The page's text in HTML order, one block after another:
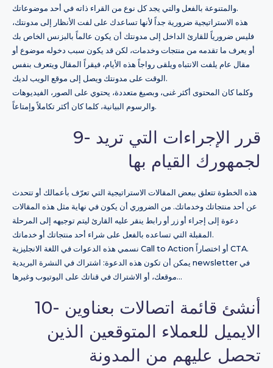
والمتنوعة بالفعل والتي يجد كل نوع من القراء ذاته في أحد موضوعاتك.
هذه الاستراتيجية ضرورية جداً لأنها تساعدك على لفت الأنظار إلى مدونتك،
فليس ضرورياً للقارئ الداخل إلى مدونتك أن يكون عالماً بالبزنس الخاص بك
أو يعرف ما تقدمه من منتجات وخدمات، لكن قد يكون سبب دخوله موضوع أو
مقال عام يلفت الانتباه ويلقى رواجاً هذه الأيام، فيقراً المقال ويتعرف بنفس
الوقت على مدونتك ويصل إلى موقع الويب لديك.
وكلما كان المحتوى أكثر غنى، وبصيغ متعددة، يحتوي على الصور، الفيديوهات
والرسوم البيانية، كلما كان أكثر تكاملاً وإمتاعاً.
9- قرر الإجراءات التي تريد
لجمهورك القيام بها
هذه الخطوة تتعلق ببعض المقالات الاستراتيجية التي تعرّف بأعمالك أو تتحدث
عن أحد منتجاتك وخدماتك. من الضروري أن يكون في نهاية مثل هذه المقالات
دعوة إلى إجراء أو زر أو رابط ينقر عليه القارئ ليتم توجيهه إلى المرحلة
المقبلة التي تساعده بالفعل على شراء أحد منتجاتك أو خدماتك.
نسمي هذه الدعوات في اللغة الانجليزية Call to Action أو اختصاراً CTA.
يمكن أن تكون هذه الدعوة: اشتراك في النشرة البريدية newsletter في
موقعك، أو الاشتراك في قناتك على اليوتيوب وغيرها…
10- أنشئ قائمة اتصالات بعناوين
الايميل للعملاء المتوقعين الذين
تحصل عليهم من المدونة